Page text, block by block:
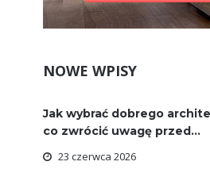
NOWE WPISY
Jak wybrać dobrego
co zwrócić uwagę przed...
23 czerwca 2026